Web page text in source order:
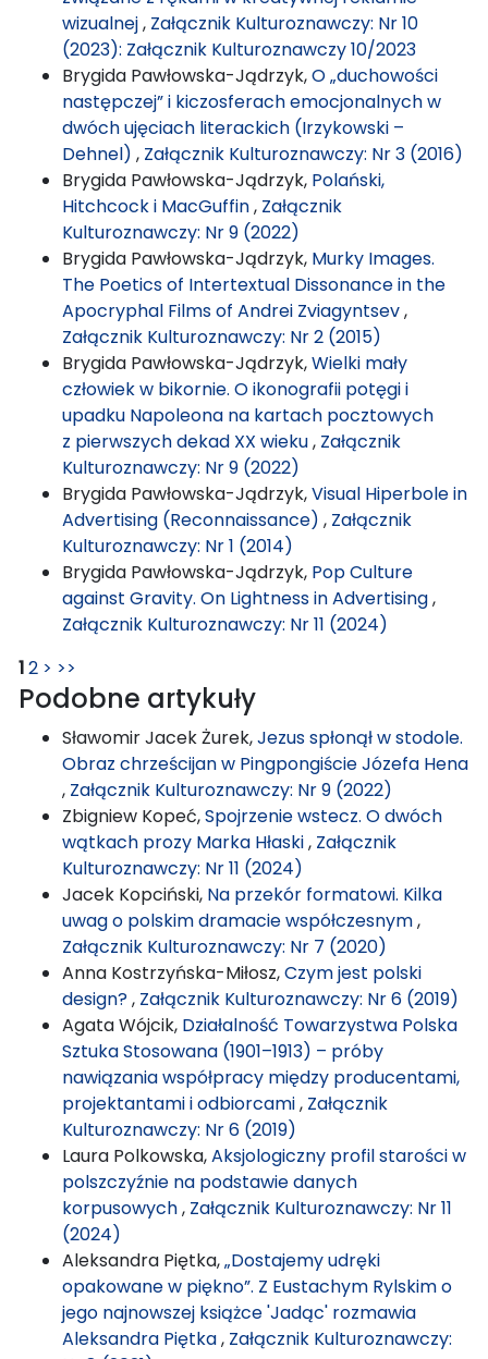
wizualnej, Załącznik Kulturoznawczy: Nr 10
(2023): Załącznik Kulturoznawczy 10/2023
Brygida Pawłowska-Jądrzyk,O „duchowości
następczej” i kiczosferach emocjonalnych w
dwóch ujęciach literackich (Irzykowski –
Dehnel) , Załącznik Kulturoznawczy: Nr 3 (2016)
Brygida Pawłowska-Jądrzyk, Polański,
Hitchcock i MacGuffin, Załącznik
Kulturoznawczy: Nr 9 (2022)
Brygida Pawłowska-Jądrzyk, Murky Images.
The Poetics of Intertextual Dissonance in the
Apocryphal Films of Andrei Zviagyntsev,
Załącznik Kulturoznawczy: Nr 2 (2015)
Brygida Pawłowska-Jądrzyk,Wielki mały
człowiek w bikornie. O ikonografii potęgi i
upadku Napoleona na kartach pocztowych
z pierwszych dekad XX wieku, Załącznik
Kulturoznawczy: Nr 9 (2022)
Brygida Pawłowska-Jądrzyk,Visual Hiperbole in
Advertising (Reconnaissance) , Załącznik
Kulturoznawczy: Nr 1 (2014)
Brygida Pawłowska-Jądrzyk, Pop Culture
against Gravity. On Lightness in Advertising,
Załącznik Kulturoznawczy: Nr 11 (2024)
12 > >>
Podobne artykuły
Sławomir Jacek Żurek,Jezus spłonął w stodole.
Obraz chrześcijan w Pingpongiście Józefa Hena
, Załącznik Kulturoznawczy: Nr 9 (2022)
Zbigniew Kopeć,Spojrzenie wstecz. O dwóch
wątkach prozy Marka Hłaski, Załącznik
Kulturoznawczy: Nr 11 (2024)
Jacek Kopciński, Na przekór formatowi. Kilka
uwag o polskim dramacie współczesnym,
Załącznik Kulturoznawczy: Nr 7 (2020)
Anna Kostrzyńska-Miłosz,Czym jest polski
design?, Załącznik Kulturoznawczy: Nr 6 (2019)
Agata Wójcik, Działalność Towarzystwa Polska
Sztuka Stosowana (1901–1913) – próby
nawiązania współpracy między producentami,
projektantami i odbiorcami, Załącznik
Kulturoznawczy: Nr 6 (2019)
Laura Polkowska,Aksjologiczny profil starości w
polszczyźnie na podstawie danych
korpusowych, Załącznik Kulturoznawczy: Nr 11
(2024)
Aleksandra Piętka,„Dostajemy udręki
opakowane w piękno”. Z Eustachym Rylskim o
jego najnowszej książce 'Jadąc' rozmawia
Aleksandra Piętka, Załącznik Kulturoznawczy: